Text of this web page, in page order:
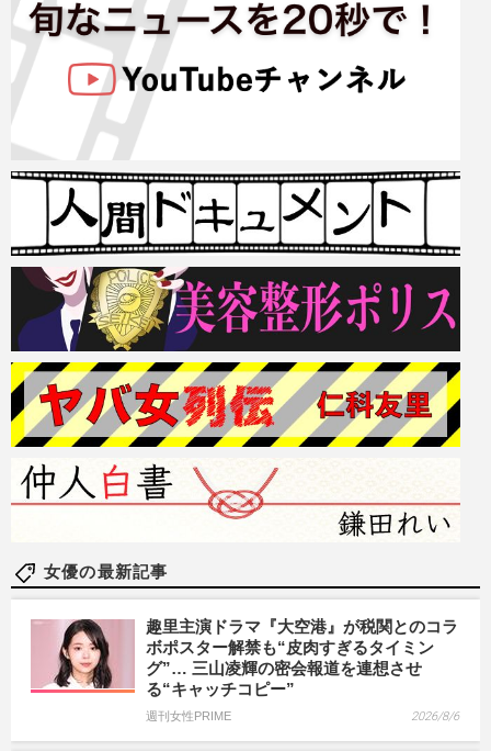
女優の最新記事
趣里主演ドラマ『大空港』が税関とのコラ
ボポスター解禁も“皮肉すぎるタイミン
グ”… 三山凌輝の密会報道を連想させ
る“キャッチコピー”
週刊女性PRIME 2026/8/6